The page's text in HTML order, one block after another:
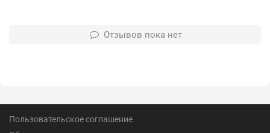
Отзывов пока нет
Пользовательское соглашение